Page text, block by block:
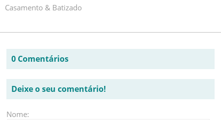
Casamento & Batizado
0 Comentários
Deixe o seu comentário!
Nome: